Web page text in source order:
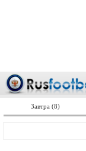
Завтра (8)